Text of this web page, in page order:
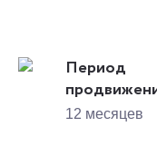
Период
12 месяцев